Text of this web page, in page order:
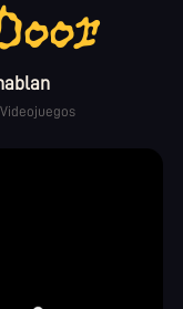
Videojuegos